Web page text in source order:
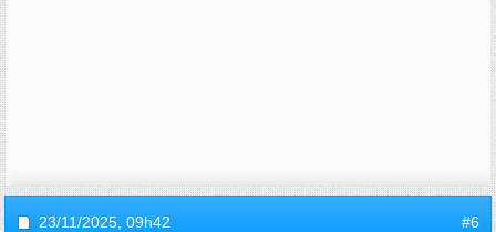
23/11/2025, 09h42 #6